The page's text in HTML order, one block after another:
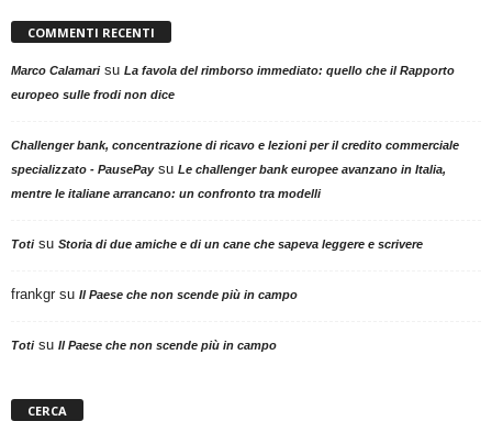
COMMENTI RECENTI
Marco Calamarisu La favola del rimborso immediato: quello che il Rapporto
europeo sulle frodi non dice
Challenger bank, concentrazione di ricavo e lezioni per il credito commerciale
specializzato - PausePaysu Le challenger bank europee avanzano in Italia,
mentre le italiane arrancano: un confronto tra modelli
Totisu Storia di due amiche e di un cane che sapeva leggere e scrivere
frankgr su Il Paese che non scende più in campo
Totisu Il Paese che non scende più in campo
CERCA